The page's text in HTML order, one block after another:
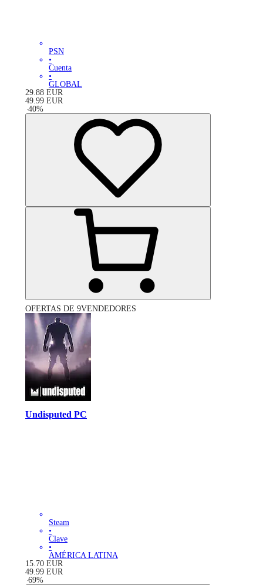
PSN
•
Cuenta
•
GLOBAL
29.88 EUR
49.99 EUR
-40%
OFERTAS DE 9VENDEDORES
Undisputed PC
Steam
•
Clave
•
AMÉRICA LATINA
15.70 EUR
49.99 EUR
-69%